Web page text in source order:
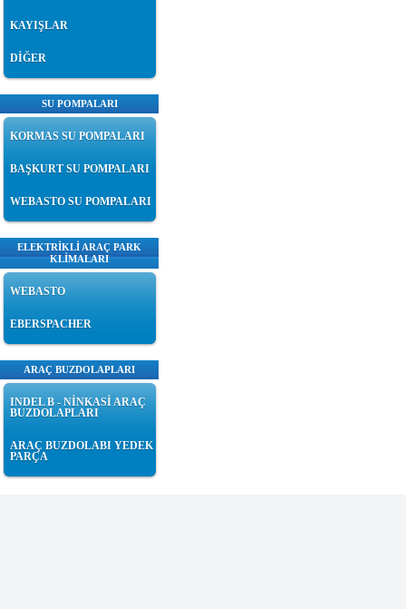
KAYIŞLAR
DİĞER
SU POMPALARI
KORMAS SU POMPALARI
BAŞKURT SU POMPALARI
WEBASTO SU POMPALARI
ELEKTRİKLİ ARAÇ PARK
KLİMALARI
WEBASTO
EBERSPACHER
ARAÇ BUZDOLAPLARI
INDEL B - NİNKASİ ARAÇ
BUZDOLAPLARI
ARAÇ BUZDOLABI YEDEK
PARÇA